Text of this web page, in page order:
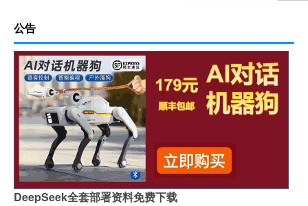
公告
DeepSeek全套部署资料免费下载